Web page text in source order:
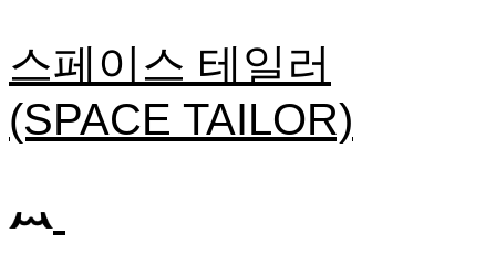
스페이스 테일러
(SPACE TAILOR)